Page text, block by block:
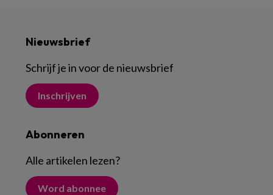
Nieuwsbrief
Schrijf je in voor de nieuwsbrief
Inschrijven
Abonneren
Alle artikelen lezen?
Word abonnee